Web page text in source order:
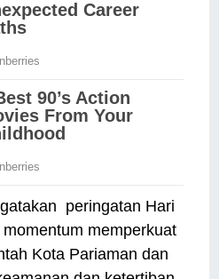
peringatan Hari
memperkuat
Kota Pariaman dan